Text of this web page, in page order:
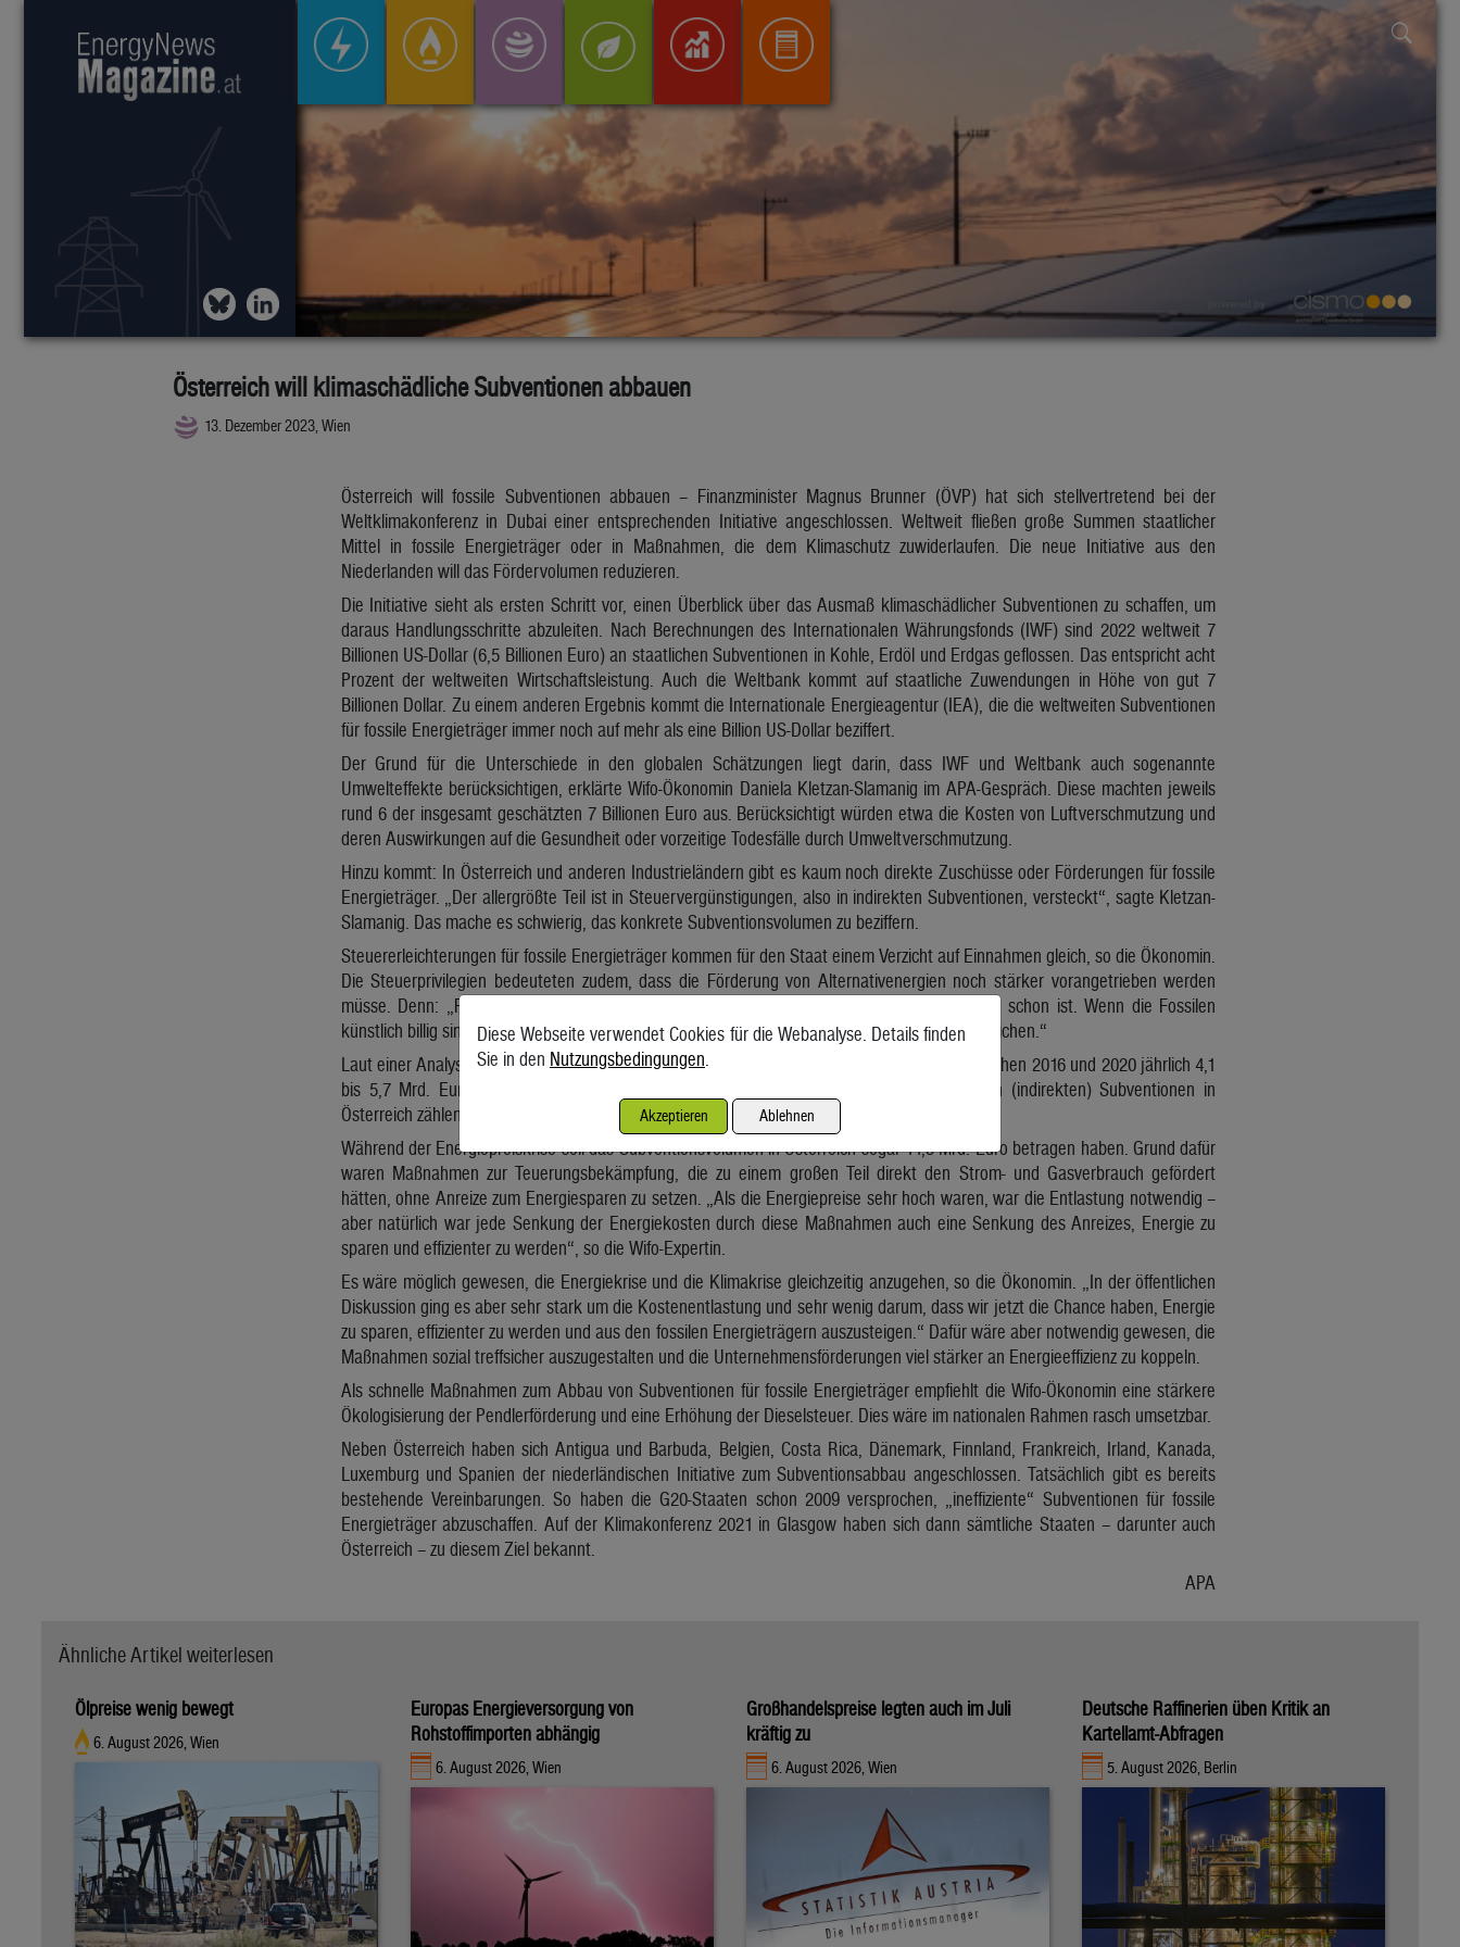
Österreich will klimaschädliche Subventionen abbauen
13. Dezember 2023, Wien
Österreich will fossile Subventionen abbauen – Finanzminister Magnus Brunner (ÖVP) hat sich stellvertretend bei der
Weltklimakonferenz in Dubai einer entsprechenden Initiative angeschlossen. Weltweit fließen große Summen staatlicher
Mittel in fossile Energieträger oder in Maßnahmen, die dem Klimaschutz zuwiderlaufen. Die neue Initiative aus den
Niederlanden will das Fördervolumen reduzieren.
Die Initiative sieht als ersten Schritt vor, einen Überblick über das Ausmaß klimaschädlicher Subventionen zu schaffen, um
daraus Handlungsschritte abzuleiten. Nach Berechnungen des Internationalen Währungsfonds (IWF) sind 2022 weltweit 7
Billionen US-Dollar (6,5 Billionen Euro) an staatlichen Subventionen in Kohle, Erdöl und Erdgas geflossen. Das entspricht acht
Prozent der weltweiten Wirtschaftsleistung. Auch die Weltbank kommt auf staatliche Zuwendungen in Höhe von gut 7
Billionen Dollar. Zu einem anderen Ergebnis kommt die Internationale Energieagentur (IEA), die die weltweiten Subventionen
für fossile Energieträger immer noch auf mehr als eine Billion US-Dollar beziffert.
Der Grund für die Unterschiede in den globalen Schätzungen liegt darin, dass IWF und Weltbank auch sogenannte
Umwelteffekte berücksichtigen, erklärte Wifo-Ökonomin Daniela Kletzan-Slamanig im APA-Gespräch. Diese machten jeweils
rund 6 der insgesamt geschätzten 7 Billionen Euro aus. Berücksichtigt würden etwa die Kosten von Luftverschmutzung und
deren Auswirkungen auf die Gesundheit oder vorzeitige Todesfälle durch Umweltverschmutzung.
Hinzu kommt: In Österreich und anderen Industrieländern gibt es kaum noch direkte Zuschüsse oder Förderungen für fossile
Energieträger. „Der allergrößte Teil ist in Steuervergünstigungen, also in indirekten Subventionen, versteckt“, sagte Kletzan-
Slamanig. Das mache es schwierig, das konkrete Subventionsvolumen zu beziffern.
Steuererleichterungen für fossile Energieträger kommen für den Staat einem Verzicht auf Einnahmen gleich, so die Ökonomin.
Die Steuerprivilegien bedeuteten zudem, dass die Förderung von Alternativenergien noch stärker vorangetrieben werden
müsse. Denn: „Fossile Subventionen machen das Spielfeld noch ungleicher, als es ohnehin schon ist. Wenn die Fossilen
künstlich billig sind, muss ich die Erneuerbaren noch stärker fördern, um den Nachteil auszugleichen.“
Laut einer Analyse des Wirtschaftsforschungsinstituts Wifo hat der österreichische Staat zwischen 2016 und 2020 jährlich 4,1
bis 5,7 Mrd. Euro an klimaschädlichen Subventionen vergeben. Zu den höchsten fossilen (indirekten) Subventionen in
Österreich zählen das Pendlerpauschale und das Dieselprivileg.
Während der Energiepreiskrise soll das Subventionsvolumen in Österreich sogar 14,5 Mrd. Euro betragen haben. Grund dafür
waren Maßnahmen zur Teuerungsbekämpfung, die zu einem großen Teil direkt den Strom- und Gasverbrauch gefördert
hätten, ohne Anreize zum Energiesparen zu setzen. „Als die Energiepreise sehr hoch waren, war die Entlastung notwendig –
aber natürlich war jede Senkung der Energiekosten durch diese Maßnahmen auch eine Senkung des Anreizes, Energie zu
sparen und effizienter zu werden“, so die Wifo-Expertin.
Es wäre möglich gewesen, die Energiekrise und die Klimakrise gleichzeitig anzugehen, so die Ökonomin. „In der öffentlichen
Diskussion ging es aber sehr stark um die Kostenentlastung und sehr wenig darum, dass wir jetzt die Chance haben, Energie
zu sparen, effizienter zu werden und aus den fossilen Energieträgern auszusteigen.“ Dafür wäre aber notwendig gewesen, die
Maßnahmen sozial treffsicher auszugestalten und die Unternehmensförderungen viel stärker an Energieeffizienz zu koppeln.
Als schnelle Maßnahmen zum Abbau von Subventionen für fossile Energieträger empfiehlt die Wifo-Ökonomin eine stärkere
Ökologisierung der Pendlerförderung und eine Erhöhung der Dieselsteuer. Dies wäre im nationalen Rahmen rasch umsetzbar.
Neben Österreich haben sich Antigua und Barbuda, Belgien, Costa Rica, Dänemark, Finnland, Frankreich, Irland, Kanada,
Luxemburg und Spanien der niederländischen Initiative zum Subventionsabbau angeschlossen. Tatsächlich gibt es bereits
bestehende Vereinbarungen. So haben die G20-Staaten schon 2009 versprochen, „ineffiziente“ Subventionen für fossile
Energieträger abzuschaffen. Auf der Klimakonferenz 2021 in Glasgow haben sich dann sämtliche Staaten – darunter auch
Österreich – zu diesem Ziel bekannt.
APA
Ähnliche Artikel weiterlesen
Ölpreise wenig bewegt
6. August 2026, Wien
Europas Energieversorgung von
Rohstoffimporten abhängig
6. August 2026, Wien
Großhandelspreise legten auch im Juli
kräftig zu
6. August 2026, Wien
Deutsche Raffinerien üben Kritik an
Kartellamt-Abfragen
5. August 2026, Berlin
Diese Webseite verwendet Cookies für die Webanalyse. Details finden
Sie in den Nutzungsbedingungen.
Akzeptieren Ablehnen